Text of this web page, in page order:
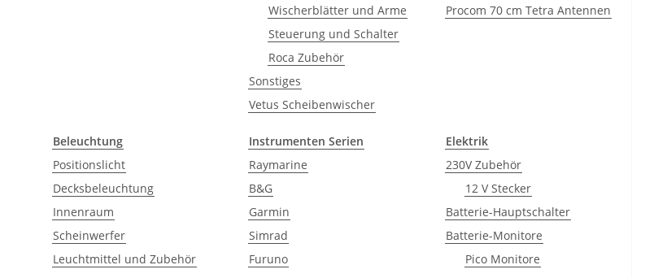
Wischerblätter und Arme
Steuerung und Schalter
Roca Zubehör
Sonstiges
Vetus Scheibenwischer
Procom 70 cm Tetra Antennen
Beleuchtung
Positionslicht
Decksbeleuchtung
Innenraum
Scheinwerfer
Leuchtmittel und Zubehör
Instrumenten Serien
Raymarine
B&G
Garmin
Simrad
Furuno
Elektrik
230V Zubehör
12 V Stecker
Batterie-Hauptschalter
Batterie-Monitore
Pico Monitore